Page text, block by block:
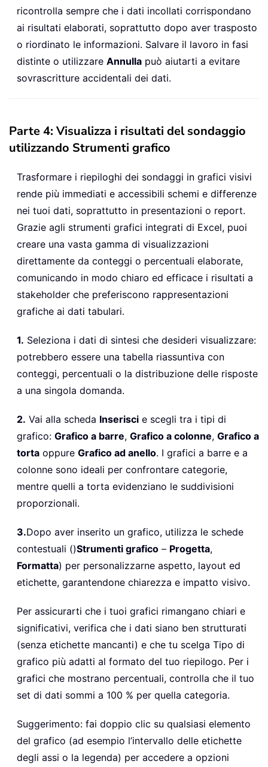
ricontrolla sempre che i dati incollati corrispondano
ai risultati elaborati, soprattutto dopo aver trasposto
o riordinato le informazioni. Salvare il lavoro in fasi
distinte o utilizzare Annulla può aiutarti a evitare
sovrascritture accidentali dei dati.
Parte 4: Visualizza i risultati del sondaggio
utilizzando Strumenti grafico
Trasformare i riepiloghi dei sondaggi in grafici visivi
rende più immediati e accessibili schemi e differenze
nei tuoi dati, soprattutto in presentazioni o report.
Grazie agli strumenti grafici integrati di Excel, puoi
creare una vasta gamma di visualizzazioni
direttamente da conteggi o percentuali elaborate,
comunicando in modo chiaro ed efficace i risultati a
stakeholder che preferiscono rappresentazioni
grafiche ai dati tabulari.
1. Seleziona i dati di sintesi che desideri visualizzare:
potrebbero essere una tabella riassuntiva con
conteggi, percentuali o la distribuzione delle risposte
a una singola domanda.
2. Vai alla scheda Inserisci e scegli tra i tipi di
grafico: Grafico a barre, Grafico a colonne, Grafico a
torta oppure Grafico ad anello. I grafici a barre e a
colonne sono ideali per confrontare categorie,
mentre quelli a torta evidenziano le suddivisioni
proporzionali.
3.Dopo aver inserito un grafico, utilizza le schede
contestuali ()Strumenti grafico – Progetta,
Formatta) per personalizzarne aspetto, layout ed
etichette, garantendone chiarezza e impatto visivo.
Per assicurarti che i tuoi grafici rimangano chiari e
significativi, verifica che i dati siano ben strutturati
(senza etichette mancanti) e che tu scelga Tipo di
grafico più adatti al formato del tuo riepilogo. Per i
grafici che mostrano percentuali, controlla che il tuo
set di dati sommi a 100 % per quella categoria.
Suggerimento: fai doppio clic su qualsiasi elemento
del grafico (ad esempio l’intervallo delle etichette
degli assi o la legenda) per accedere a opzioni